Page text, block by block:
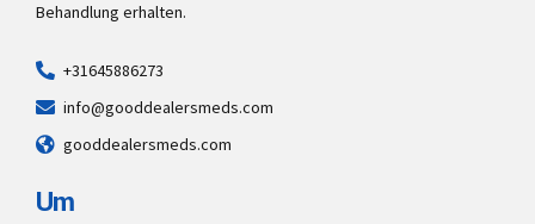
Behandlung erhalten.
+31645886273
info@gooddealersmeds.com
gooddealersmeds.com
Um